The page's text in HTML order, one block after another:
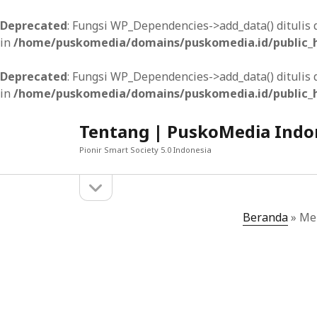
Deprecated: Fungsi WP_Dependencies->add_data()
in /home/puskomedia/domains/puskomedia.id/
Deprecated: Fungsi WP_Dependencies->add_data()
in /home/puskomedia/domains/puskomedia.id/
Tentang | PuskoMedia
Pionir Smart Society 5.0 Indonesia
sidebar
Memahami Mobile-First Indexing dan
Beranda»